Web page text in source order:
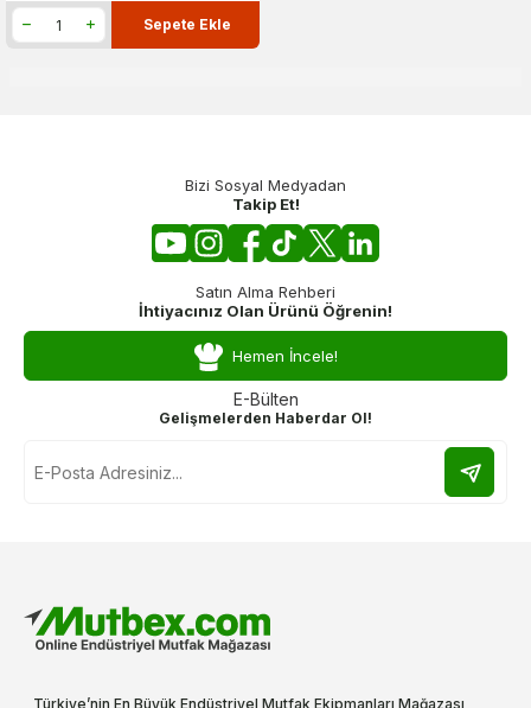
Sepete Ekle
Bizi Sosyal Medyadan
Takip Et!
Satın Alma Rehberi
İhtiyacınız Olan Ürünü Öğrenin!
Hemen İncele!
E-Bülten
Gelişmelerden Haberdar Ol!
Türkiye’nin En Büyük Endüstriyel Mutfak Ekipmanları Mağazası